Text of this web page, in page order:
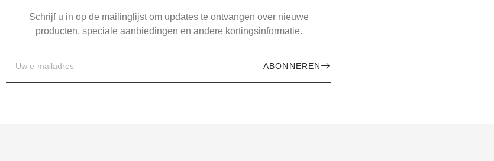
Schrijf u in op de mailinglijst om updates te ontvangen over nieuwe
producten, speciale aanbiedingen en andere kortingsinformatie.
ABONNEREN